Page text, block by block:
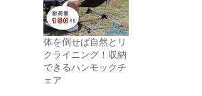
体を倒せば自然とリ
クライニング！収納
できるハンモックチ
ェア